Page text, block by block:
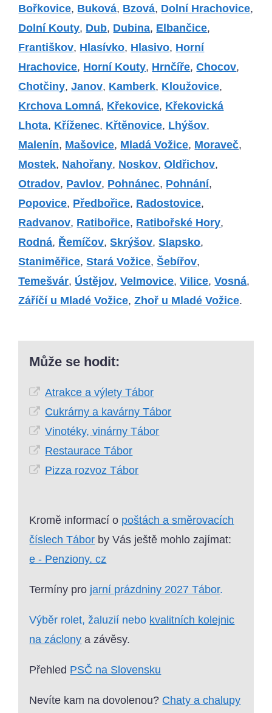
Bořkovice, Buková, Bzová, Dolní Hrachovice,
Dolní Kouty, Dub, Dubina, Elbančice,
Františkov, Hlasívko, Hlasivo, Horní
Hrachovice, Horní Kouty, Hrnčíře,Chocov,
Chotčiny,Janov, Kamberk, Kloužovice,
Krchova Lomná, Křekovice, Křekovická
Lhota, Kříženec, Křtěnovice, Lhýšov,
Malenín, Mašovice, Mladá Vožice, Moraveč,
Mostek, Nahořany, Noskov,Oldřichov,
Otradov, Pavlov, Pohnánec, Pohnání,
Popovice, Předbořice, Radostovice,
Radvanov, Ratibořice, Ratibořské Hory,
Rodná, Řemíčov,Skrýšov,Slapsko,
Staniměřice,Stará Vožice,Šebířov,
Temešvár, Ústějov,Velmovice,Vilice,Vosná,
Záříčí u Mladé Vožice,Zhoř u Mladé Vožice.
Může se hodit:
Atrakce a výlety Tábor
Cukrárny a kavárny Tábor
Vinotéky, vinárny Tábor
Restaurace Tábor
Pizza rozvoz Tábor
Kromě informací o poštách a směrovacích
číslech Tábor by Vás ještě mohlo zajímat:
e - Penziony. cz
Termíny pro jarní prázdniny 2027 Tábor.
Výběr rolet, žaluzií nebo kvalitních kolejnic
na záclony a závěsy.
Přehled PSČ na Slovensku
Nevíte kam na dovolenou? Chaty a chalupy